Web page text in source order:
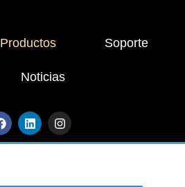
Productos Soporte
Noticias